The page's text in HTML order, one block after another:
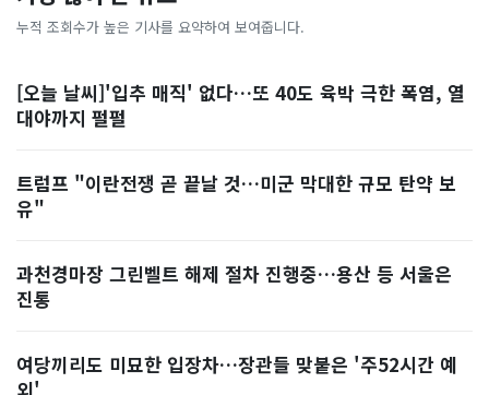
누적 조회수가 높은 기사를 요약하여 보여줍니다.
[오늘 날씨]'입추 매직' 없다…또 40도 육박 극한 폭염, 열
대야까지 펄펄
트럼프 "이란전쟁 곧 끝날 것…미군 막대한 규모 탄약 보
유"
과천경마장 그린벨트 해제 절차 진행중…용산 등 서울은
진통
여당끼리도 미묘한 입장차…장관들 맞붙은 '주52시간 예
외'